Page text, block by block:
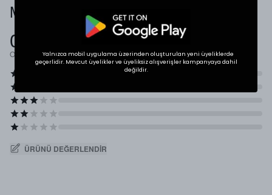
Müşteri Yorumları
0.0
Ortalama Puan
ÜRÜNÜ DEĞERLENDIR
Yalnızca mobil uygulama üzerinden oluşturulan yeni üyeliklerde
geçerlidir. Mevcut üyelikler ve üyeliksiz alışverişler kampanyaya dahil
değildir.